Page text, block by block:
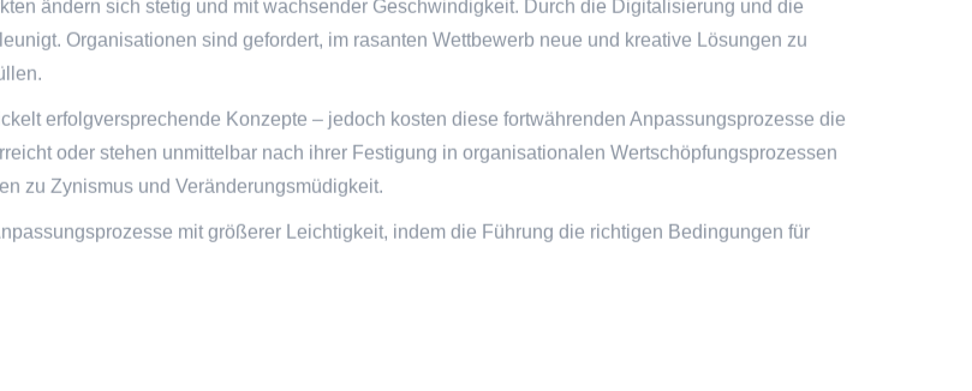
ändern sich stetig und mit wachsender Geschwindigkeit. Durch die Digitalisierung und die
Organisationen sind gefordert, im rasanten Wettbewerb neue und kreative Lösungen zu
erfolgversprechende Konzepte – jedoch kosten diese fortwährenden Anpassungsprozesse die
oder stehen unmittelbar nach ihrer Festigung in organisationalen Wertschöpfungsprozessen
zu Zynismus und Veränderungsmüdigkeit.
mit größerer Leichtigkeit, indem die Führung die richtigen Bedingungen für